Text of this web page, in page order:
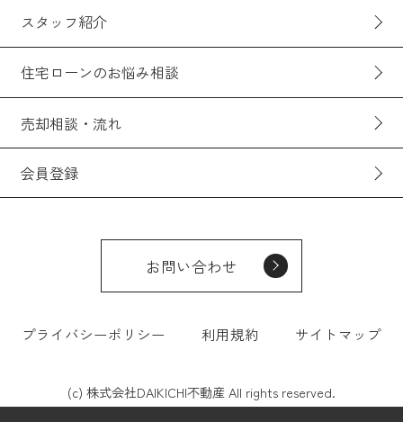
スタッフ紹介
住宅ローンのお悩み相談
売却相談・流れ
会員登録
お問い合わせ
プライバシーポリシー 利用規約 サイトマップ
(c) 株式会社DAIKICHI不動産 All rights reserved.